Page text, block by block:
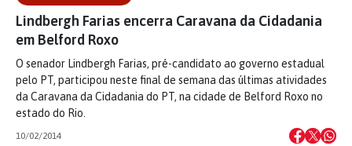
Lindbergh Farias encerra Caravana da Cidadania
em Belford Roxo
O senador Lindbergh Farias, pré-candidato ao governo estadual
pelo PT, participou neste final de semana das últimas atividades
da Caravana da Cidadania do PT, na cidade de Belford Roxo no
estado do Rio.
10/02/2014